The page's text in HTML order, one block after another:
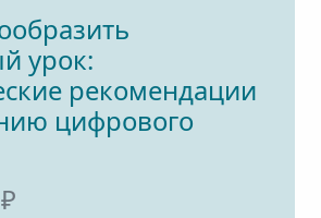
урок:
рекомендации
цифрового